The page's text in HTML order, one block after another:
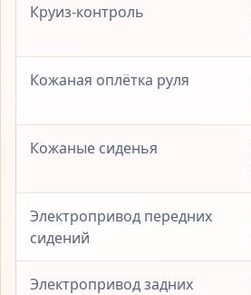
Круиз-контроль
Кожаная оплётка руля
Кожаные сиденья
Электропривод передних
сидений
Электропривод задних